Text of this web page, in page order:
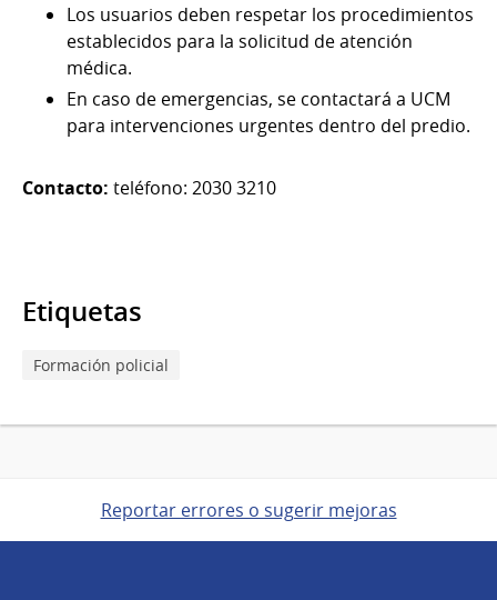
Los usuarios deben respetar los procedimientos
establecidos para la solicitud de atención
médica.
En caso de emergencias, se contactará a UCM
para intervenciones urgentes dentro del predio.
Contacto: teléfono: 2030 3210
Etiquetas
Formación policial
Reportar errores o sugerir mejoras